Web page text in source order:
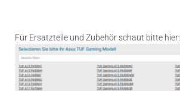
Für Ersatzteile und Zubehör schaut bitte hier: